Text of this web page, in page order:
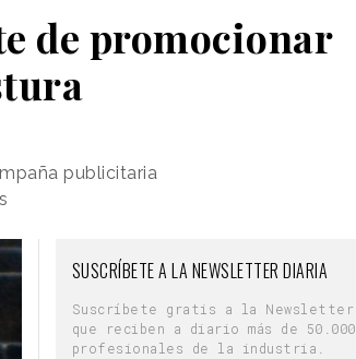
de promocionar
publicitaria
SUSCRÍBETE A LA NEWSLETTER DIARIA
Suscríbete gratis a la Newsletter
que reciben a diario más de 50.000
profesionales de la industria.